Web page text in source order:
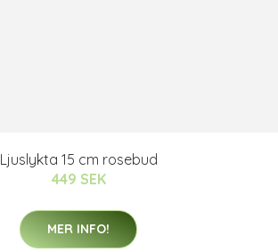
Ljuslykta 15 cm rosebud
449 SEK
MER INFO!